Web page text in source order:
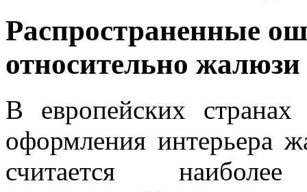
Распространенные
относительно жалюзи
В европейских
оформления интерьера
считается